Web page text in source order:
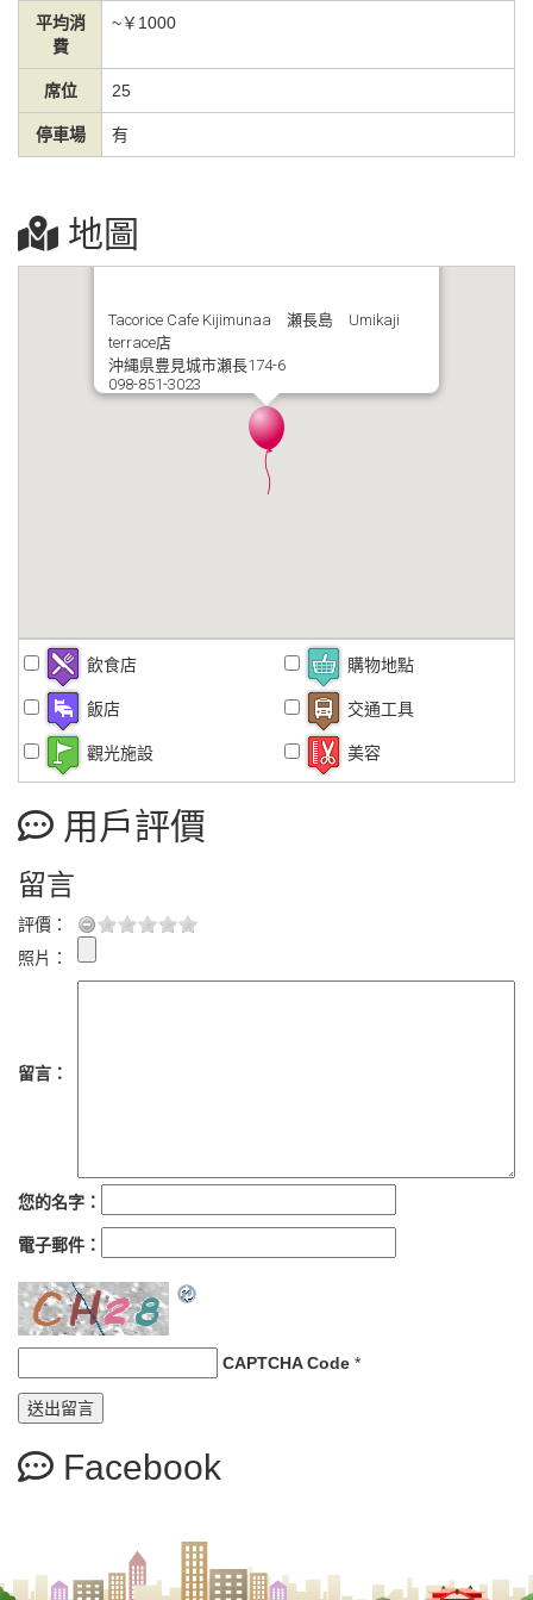
平均消
費
~￥1000
席位 25
停車場 有
地圖
Tacorice Cafe Kijimunaa 瀬長島 Umikaji
terrace店
沖縄県豊見城市瀬長174-6
098-851-3023
飲食店 購物地點
飯店 交通工具
觀光施設 美容
用戶評價
留言
評價：
照片：
留言：
您的名字：
電子郵件：
CAPTCHA Code *
Facebook